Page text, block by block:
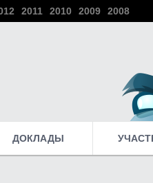
2011 2010 2009 2008
ДОКЛАДЫ